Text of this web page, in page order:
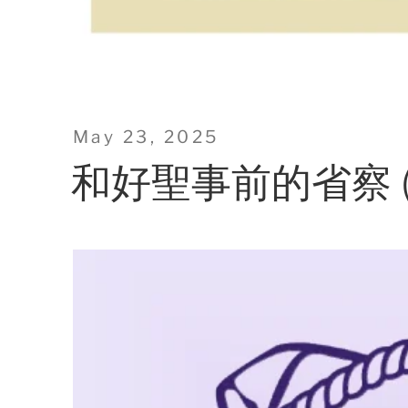
Posted
on
May 23, 2025
和好聖事前的省察